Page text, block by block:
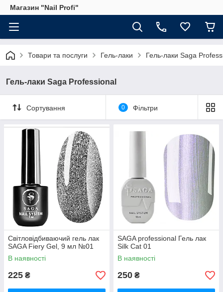
Магазин "Nail Profi"
Товари та послуги Гель-лаки Гель-лаки Saga
Гель-лаки Saga Professional
Сортування 0 Фільтри
Світловідбиваючий гель лак
SAGA Fiery Gel, 9 мл №01
В наявності
225 ₴
SAGA professional Гель лак
Silk Cat 01
В наявності
250 ₴